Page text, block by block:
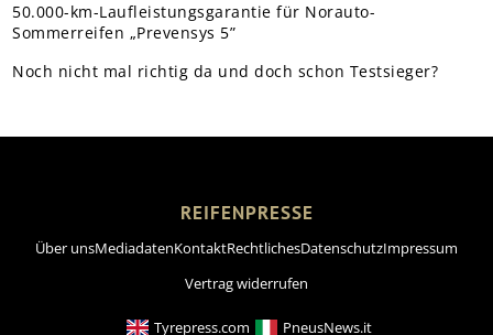
50.000-km-Laufleistungsgarantie für Norauto-
Sommerreifen „Prevensys 5”
Noch nicht mal richtig da und doch schon Testsieger?
REIFENPRESSE
Über unsMediadatenKontaktRechtlichesDatenschutzImpressum
Vertrag widerrufen
Tyrepress.com PneusNews.it